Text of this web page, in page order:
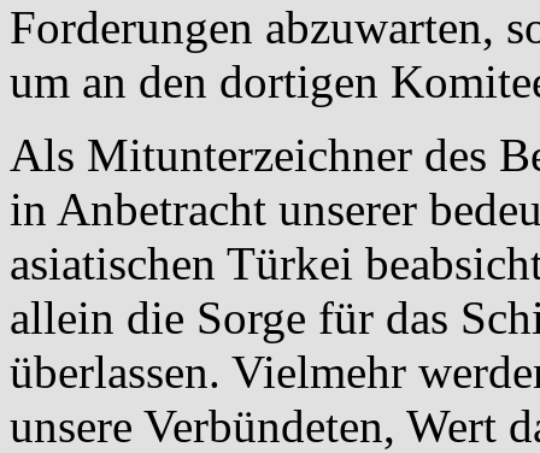
Forderungen abzuwarten,
um an den dortigen
Als Mitunterzeichner des
in Anbetracht unserer
asiatischen Türkei
allein die Sorge für das
überlassen. Vielmehr
unsere Verbündeten, Wert